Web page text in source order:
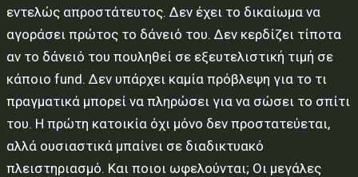
εντελώς απροστάτευτος. Δεν έχει το δικαίωµα να
αγοράσει πρώτος το δάνειό του. Δεν κερδίζει τίποτα
αν το δάνειό του πουληθεί σε εξευτελιστική τιµή σε
κάποιο fund. Δεν υπάρχει καµία πρόβλεψη για το τι
πραγµατικά µπορεί να πληρώσει για να σώσει το σπίτι
του. Η πρώτη κατοικία όχι µόνο δεν προστατεύεται,
αλλά ουσιαστικά µπαίνει σε διαδικτυακό
πλειστηριασµό. Και ποιοι ωφελούνται; Οι µεγάλες